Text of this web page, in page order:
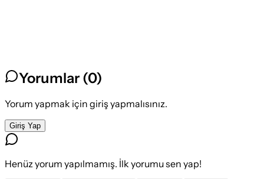
Yorumlar (0)
Yorum yapmak için giriş yapmalısınız.
Giriş Yap
Henüz yorum yapılmamış. İlk yorumu sen yap!